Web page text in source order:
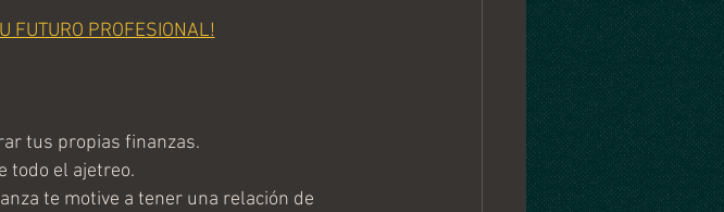
FUTURO PROFESIONAL!
tus propias finanzas.
todo el ajetreo.
te motive a tener una relación de